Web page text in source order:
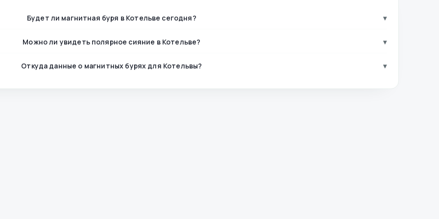
Будет ли магнитная буря в Котельве сегодня? ▾
Можно ли увидеть полярное сияние в Котельве? ▾
Откуда данные о магнитных бурях для Котельвы? ▾